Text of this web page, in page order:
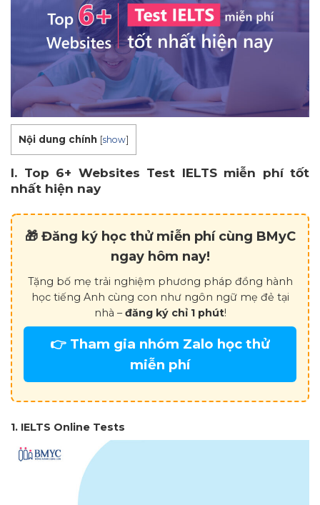
Nội dung chính [show]
I. Top 6+ Websites Test IELTS miễn phí tốt
nhất hiện nay
🎁 Đăng ký học thử miễn phí cùng BMyC
ngay hôm nay!
Tặng bố mẹ trải nghiệm phương pháp đồng hành
học tiếng Anh cùng con như ngôn ngữ mẹ đẻ tại
nhà – đăng ký chỉ 1 phút!
👉 Tham gia nhóm Zalo học thử
miễn phí
1. IELTS Online Tests